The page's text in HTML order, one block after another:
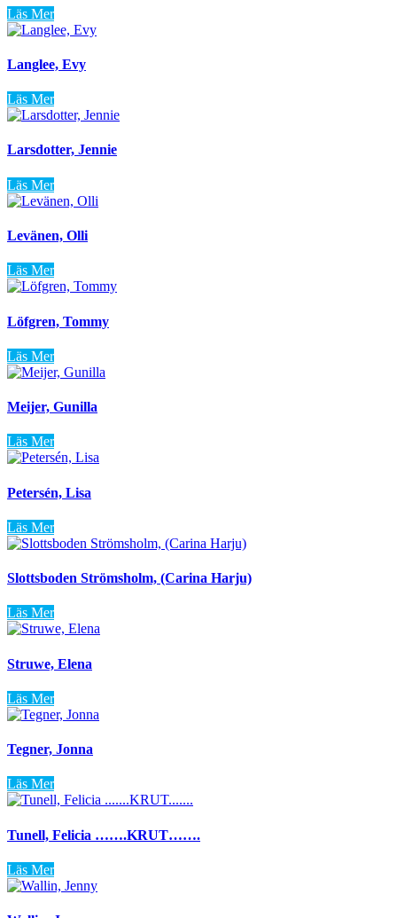
Läs Mer
Langlee, Evy
Läs Mer
Larsdotter, Jennie
Läs Mer
Levänen, Olli
Läs Mer
Löfgren, Tommy
Läs Mer
Meijer, Gunilla
Läs Mer
Petersén, Lisa
Läs Mer
Slottsboden Strömsholm, (Carina Harju)
Läs Mer
Struwe, Elena
Läs Mer
Tegner, Jonna
Läs Mer
Tunell, Felicia …….KRUT…….
Läs Mer